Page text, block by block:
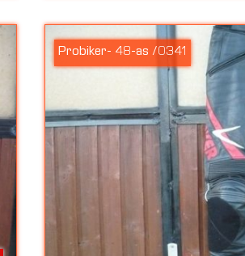
Probiker- 48-as /0341